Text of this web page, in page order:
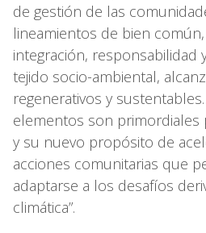
de gestión de las
lineamientos de bien
integración, responsabilidad
tejido socio-ambiental,
regenerativos y
elementos son primordiales
y su nuevo propósito de
acciones comunitarias que
adaptarse a los desafíos
climática”.